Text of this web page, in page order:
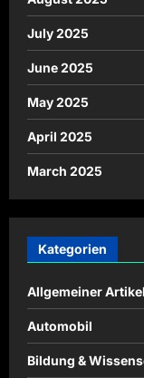
July 2025
June 2025
May 2025
April 2025
March 2025
Kategorien
Allgemeiner Artikel
Automobil
Bildung &